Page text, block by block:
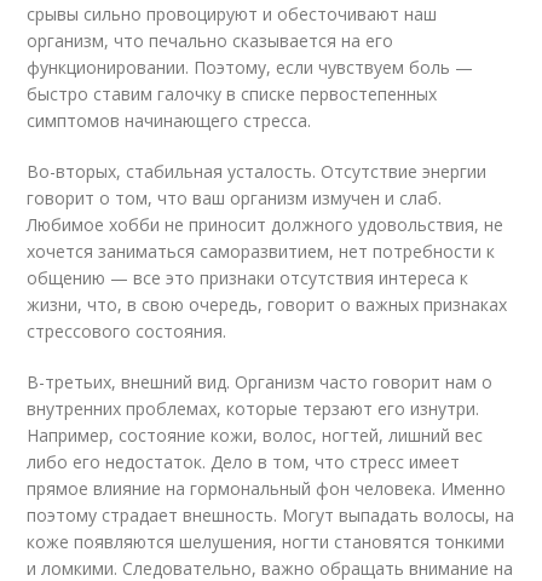
срывы сильно провоцируют и обесточивают наш
организм, что печально сказывается на его
функционировании. Поэтому, если чувствуем боль —
быстро ставим галочку в списке первостепенных
симптомов начинающего стресса.
Во-вторых, стабильная усталость. Отсутствие энергии
говорит о том, что ваш организм измучен и слаб.
Любимое хобби не приносит должного удовольствия, не
хочется заниматься саморазвитием, нет потребности к
общению — все это признаки отсутствия интереса к
жизни, что, в свою очередь, говорит о важных признаках
стрессового состояния.
В-третьих, внешний вид. Организм часто говорит нам о
внутренних проблемах, которые терзают его изнутри.
Например, состояние кожи, волос, ногтей, лишний вес
либо его недостаток. Дело в том, что стресс имеет
прямое влияние на гормональный фон человека. Именно
поэтому страдает внешность. Могут выпадать волосы, на
коже появляются шелушения, ногти становятся тонкими
и ломкими. Следовательно, важно обращать внимание на